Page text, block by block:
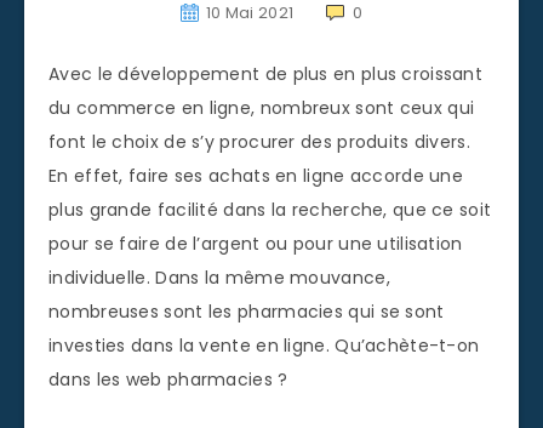
10 Mai 2021 0
Avec le développement de plus en plus croissant
du commerce en ligne, nombreux sont ceux qui
font le choix de s’y procurer des produits divers.
En effet, faire ses achats en ligne accorde une
plus grande facilité dans la recherche, que ce soit
pour se faire de l’argent ou pour une utilisation
individuelle. Dans la même mouvance,
nombreuses sont les pharmacies qui se sont
investies dans la vente en ligne. Qu’achète-t-on
dans les web pharmacies ?